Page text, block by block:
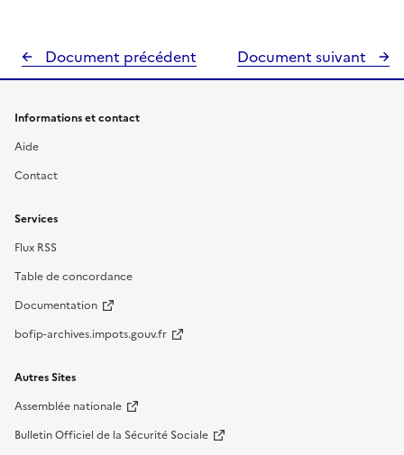
Document précédent Document suivant
Informations et contact
Aide
Contact
Services
Flux RSS
Table de concordance
Documentation
bofip-archives.impots.gouv.fr
Autres Sites
Assemblée nationale
Bulletin Officiel de la Sécurité Sociale